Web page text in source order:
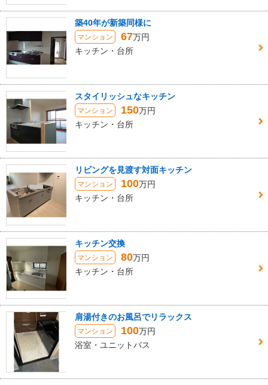
築40年が新築同様に
マンション 67万円
キッチン・台所
スタイリッシュなキッチン
マンション 150万円
キッチン・台所
リビングを見渡す対面キッチン
マンション 100万円
キッチン・台所
キッチン交換
マンション 80万円
キッチン・台所
肩湯付きのお風呂でリラックス
マンション 100万円
浴室・ユニットバス